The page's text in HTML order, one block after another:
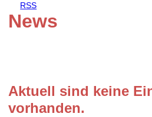
RSS
News
Aktuell sind keine
vorhanden.